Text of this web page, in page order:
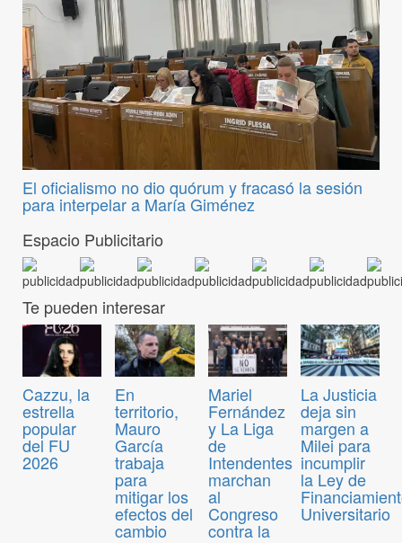
El oficialismo no dio quórum y fracasó la sesión
para interpelar a María Giménez
Espacio Publicitario
Te pueden interesar
Cazzu, la
estrella
popular
del FU
2026
En
territorio,
Mauro
García
trabaja
para
mitigar los
efectos del
cambio
Mariel
Fernández
y La Liga
de
Intendentes
marchan
al
Congreso
contra la
La Justicia
deja sin
margen a
Milei para
incumplir
la Ley de
Universitario